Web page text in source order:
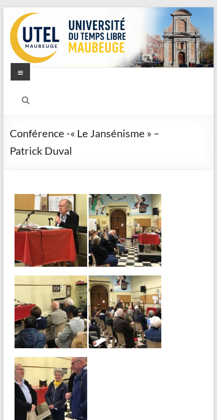
Conférence -« Le Jansénisme » –
Patrick Duval